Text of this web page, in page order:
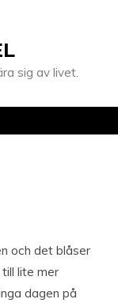
sig av livet.
och det blåser
lite mer
dagen på